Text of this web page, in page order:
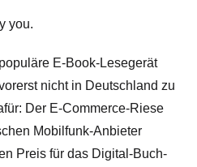
E-Book-Lesegerät
nicht in Deutschland zu
Der E-Commerce-Riese
Mobilfunk-Anbieter
Preis für das Digital-Buch-